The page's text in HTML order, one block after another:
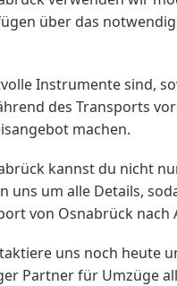
über das
Instrumente sind,
des Transports
machen.
kannst du nicht
uns um alle Details,
von Osnabrück
uns noch heute
Partner für Umzüge